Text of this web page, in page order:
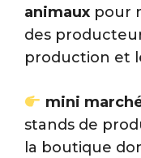
animaux pour
des
production et
mini
stands de
la boutique